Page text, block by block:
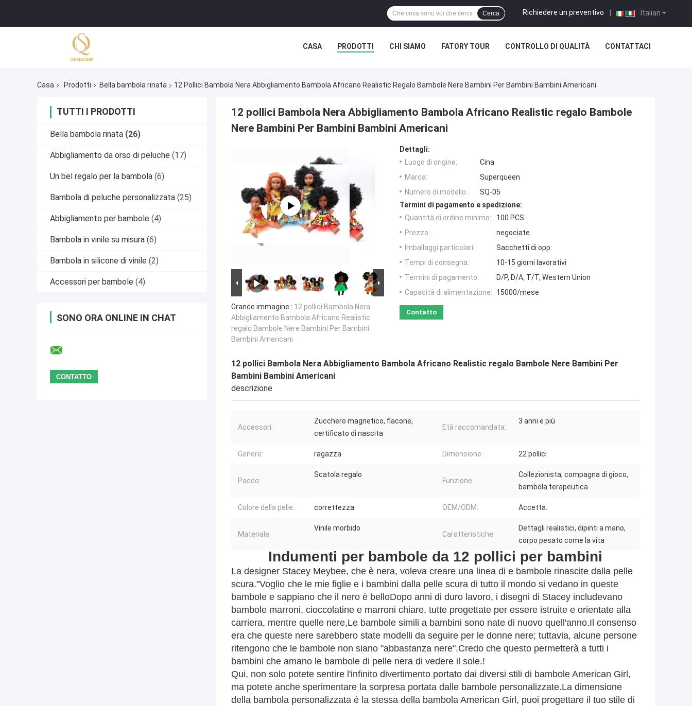
Italian
Richiedere un preventivo
Cerca
CASA PRODOTTI CHI SIAMO FATORY TOUR CONTROLLO DI QUALITÀ CONTATTACI
Casa Prodotti Bella bambola rinata 12 Pollici Bambola Nera Abbigliamento Bambola Africano Realistic Regalo Bambole Nere Bambini Per Bambini Bambini Americani
TUTTI I PRODOTTI
Bella bambola rinata (26)
Abbigliamento da orso di peluche (17)
Un bel regalo per la bambola (6)
Bambola di peluche personalizzata (25)
Abbigliamento per bambole (4)
Bambola in vinile su misura (6)
Bambola in silicone di vinile (2)
Accessori per bambole (4)
SONO ORA ONLINE IN CHAT
12 pollici Bambola Nera Abbigliamento Bambola Africano Realistic regalo Bambole
Nere Bambini Per Bambini Bambini Americani
Grande immagine : 12 pollici Bambola Nera
Abbigliamento Bambola Africano Realistic
regalo Bambole Nere Bambini Per Bambini
Bambini Americani
Dettagli:
Luogo di origine:
Cina
Marca:
Superqueen
Numero di modello:
SQ-05
Termini di pagamento e spedizione:
Quantità di ordine minimo:
100 PCS
Prezzo:
negociate
Imballaggi particolari:
Sacchetti di opp
Tempi di consegna:
10-15 giorni lavorativi
Termini di pagamento:
D/P, D/A, T/T, Western Union
Capacità di alimentazione:
15000/mese
Contatto
12 pollici Bambola Nera Abbigliamento Bambola Africano Realistic regalo Bambole Nere Bambini Per
Bambini Bambini Americani
descrizione
Accessori:
Zucchero magnetico, flacone,
certificato di nascita
Età raccomandata:
3 anni e più
Genere: ragazza Dimensione: 22 pollici
Pacco:
Scatola regalo
Funzione:
Collezionista, compagna di gioco,
bambola terapeutica
Colore della pelle: correttezza OEM/ODM: Accetta.
Materiale:
Vinile morbido
Caratteristiche:
Dettagli realistici, dipinti a mano,
corpo pesato come la vita
Indumenti per bambole da 12 pollici per bambini
La designer Stacey Meybee, che è nera, voleva creare una linea di e bambole rinascite dalla pelle
scura."Voglio che le mie figlie e i bambini dalla pelle scura di tutto il mondo si vedano in queste
bambole e sappiano che il nero è belloDopo anni di duro lavoro, i disegni di Stacey includevano
bambole marroni, cioccolatine e marroni chiare, tutte progettate per essere istruite e orientate alla
carriera, mentre quelle nere,Le bambole simili a bambini sono nate di nuovo quell'anno.Il consenso
era che queste nere sarebbero state modelli da seguire per le donne nere; tuttavia, alcune persone
ritengono che le bambole non siano "abbastanza nere".Credo che questo permetterà a tutti i
bambini che amano le bambole di pelle nera di vedere il sole.!
Qui, non solo potete sentire l'infinito divertimento portato dai diversi stili di bambole American Girl,
ma potete anche sperimentare la sorpresa portata dalle bambole personalizzate.La dimensione
della bambola personalizzata è la stessa della bambola American Girl, puoi progettare il tuo stile di